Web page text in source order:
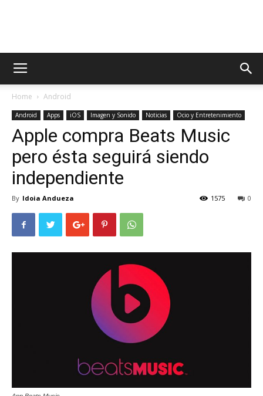
AppsTonic
Home Android
Android Apps iOS Imagen y Sonido Noticias Ocio y Entretenimiento
Apple compra Beats Music
pero ésta seguirá siendo
independiente
By Idoia Andueza 0
1575